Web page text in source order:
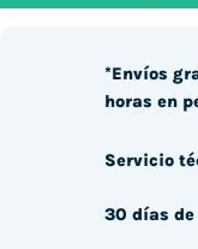
*Envíos
horas en
Servicio
30 días de